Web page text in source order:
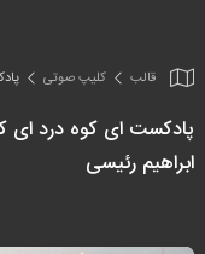
قالب کلیپ صوتی
پادکست ای کوه درد ای
ابراهیم رئیسی